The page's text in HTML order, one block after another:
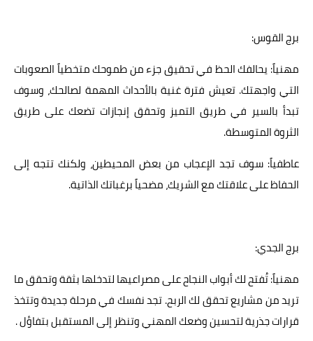
برج القوس:
مهنياً: يحالفك الحظ في تحقيق جزء من طموحك متخطياً الصعوبات
التي واجهتك. تعيش فترة غنية بالأحداث المهمة لصالحك، وسوف
تبدأ بالسير في طريق التميز وتحقق إنجازات تضعك على طريق
الثروة المتوسطة.
عاطفياً: سوف تجد الإعجاب من بعض المحيطين، ولكنك تتجه إلى
الحفاظ على علاقتك مع الشريك، مضحياً برغباتك الذاتية.
برج الجدي:
مهنياً: تُفتح لك أبواب النجاح على مصراعيها لتدخلها بثقة وتحقق ما
تريد من مشاريع تحقق لك الربح. تجد نفسك في مرحلة جديدة وتتخذ
قرارات جذرية لتحسين وضعك المهني وتنظر إلى المستقبل بتفاؤل .